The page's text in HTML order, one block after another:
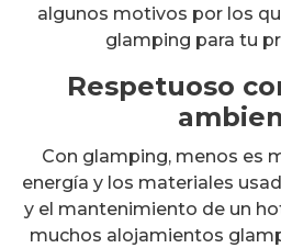
algunos motivos por los
glamping para tu
Respetuoso
Con glamping, menos es
energía y los materiales
y el mantenimiento de un
muchos alojamientos